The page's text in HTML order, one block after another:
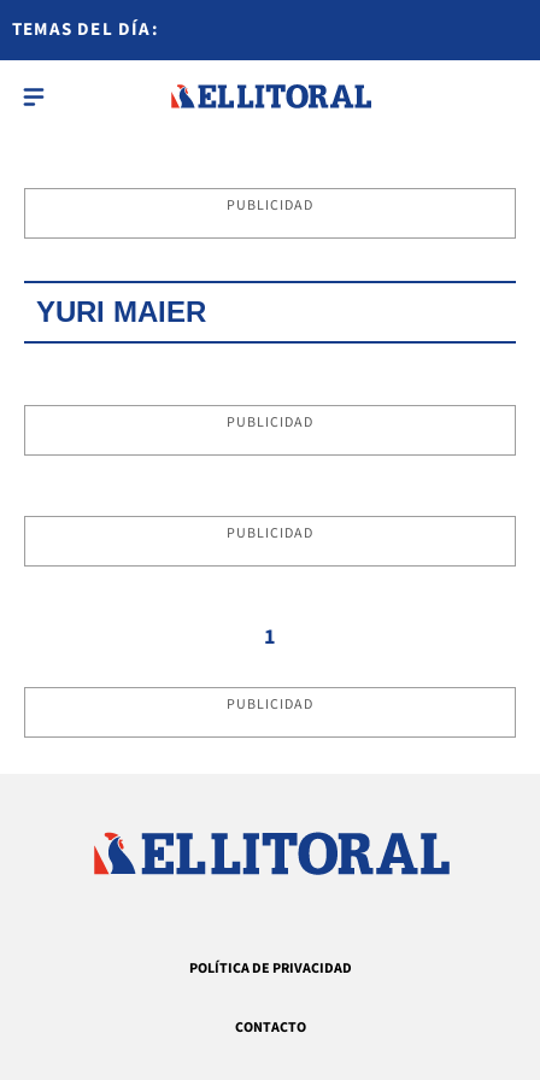
TEMAS DEL DÍA:
PUBLICIDAD
YURI MAIER
PUBLICIDAD
PUBLICIDAD
1
PUBLICIDAD
POLÍTICA DE PRIVACIDAD
CONTACTO